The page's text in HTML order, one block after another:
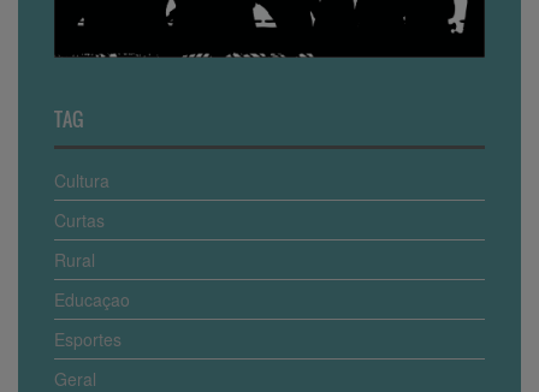
TAG
Cultura
Curtas
Rural
Educaçao
Esportes
Geral